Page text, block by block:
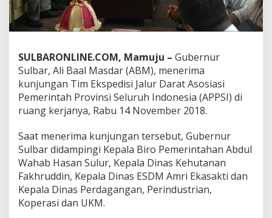
i
G
b
e
r
n
u
,
n
i
T
u
j
u
a
SULBARONLINE.COM, Mamuju – Gubernur
Sulbar, Ali Baal Masdar (ABM), menerima
kunjungan Tim Ekspedisi Jalur Darat Asosiasi
Pemerintah Provinsi Seluruh Indonesia (APPSI) di
ruang kerjanya, Rabu 14 November 2018.
Saat menerima kunjungan tersebut, Gubernur
Sulbar didampingi Kepala Biro Pemerintahan Abdul
Wahab Hasan Sulur, Kepala Dinas Kehutanan
Fakhruddin, Kepala Dinas ESDM Amri Ekasakti dan
Kepala Dinas Perdagangan, Perindustrian,
Koperasi dan UKM.